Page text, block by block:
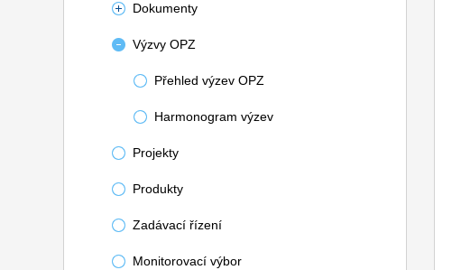
Dokumenty
Výzvy OPZ
Přehled výzev OPZ
Harmonogram výzev
Projekty
Produkty
Zadávací řízení
Monitorovací výbor